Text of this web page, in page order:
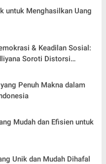
untuk Menghasilkan Uang
& Keadilan Sosial:
Soroti Distorsi
Main Hakim Sendiri
Penuh Makna dalam
Mudah dan Efisien untuk
Unik dan Mudah Dihafal